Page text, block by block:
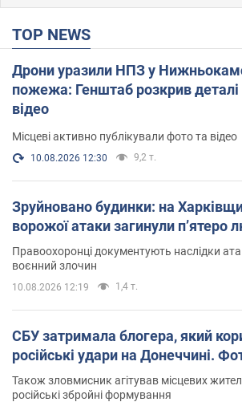
TOP NEWS
Дрони уразили НПЗ у
пожежа: Генштаб розкрив деталі
відео
Місцеві активно публікували фото та відео
10.08.2026 12:30 9,2 т.
Зруйновано будинки: на
ворожої атаки загинули п’ятеро
Правоохоронці документують наслідки
воєнний злочин
10.08.2026 12:19 1,4 т.
СБУ затримала блогера, який
російські удари на Донеччині.
Також зловмисник агітував місцевих
російські збройні формування